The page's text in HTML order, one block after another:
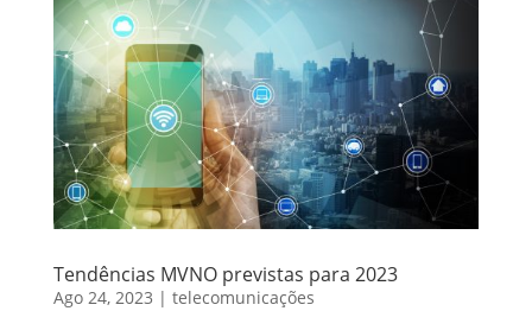
Tendências MVNO previstas para 2023
Ago 24, 2023 | telecomunicações